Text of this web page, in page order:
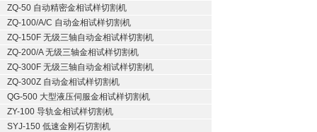
ZQ-50 自动精密金相试样切割机
ZQ-100/A/C 自动金相试样切割机
ZQ-150F 无级三轴自动金相试样切割机
ZQ-200/A 无级三轴金相试样切割机
ZQ-300F 无级三轴自动金相试样切割机
ZQ-300Z 自动金相试样切割机
QG-500 大型液压伺服金相试样切割机
ZY-100 导轨金相试样切割机
SYJ-150 低速金刚石切割机